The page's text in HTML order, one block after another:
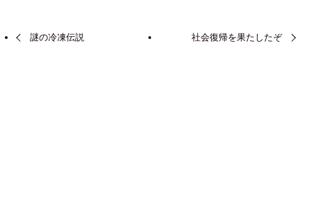
謎の冷凍伝説 社会復帰を果たしたぞ